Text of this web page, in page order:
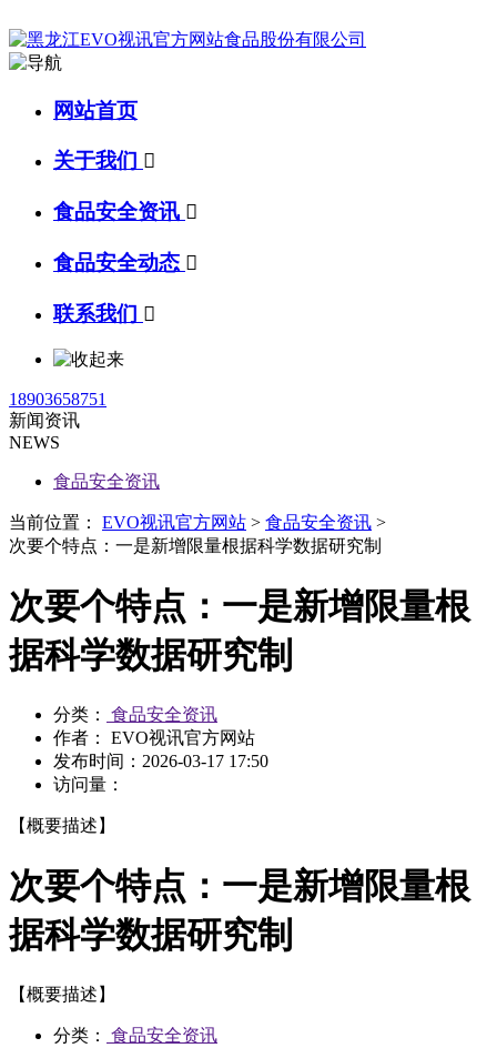
网站首页
关于我们 
食品安全资讯 
食品安全动态 
联系我们 
18903658751
新闻资讯
NEWS
食品安全资讯
当前位置： EVO视讯官方网站 > 食品安全资讯 >
次要个特点：一是新增限量根据科学数据研究制
次要个特点：一是新增限量根
据科学数据研究制
分类：
食品安全资讯
作者： EVO视讯官方网站
发布时间： 2026-03-17 17:50
访问量：
【概要描述】
次要个特点：一是新增限量根
据科学数据研究制
【概要描述】
分类：
食品安全资讯